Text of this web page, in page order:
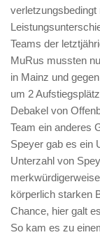
Teams der
MuRus mussten
in Mainz und
um 2
Debakel von
Team ein anderes
Speyer gab es ein
Unterzahl von
körperlich starken
Chance, hier galt
So kam es zu